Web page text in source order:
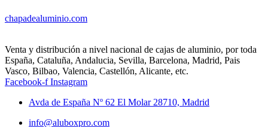
chapadealuminio.com
Venta y distribución a nivel nacional de cajas de aluminio, por toda
España, Cataluña, Andalucia, Sevilla, Barcelona, Madrid, Pais
Vasco, Bilbao, Valencia, Castellón, Alicante, etc.
Facebook-f Instagram
Avda de España Nº 62 El Molar 28710, Madrid
info@aluboxpro.com